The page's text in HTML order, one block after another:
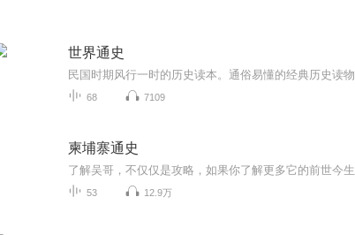
世界通史
民国时期风行一时的历史读本。通俗易懂的经典历史读物
68 7109
柬埔寨通史
53 12.9万